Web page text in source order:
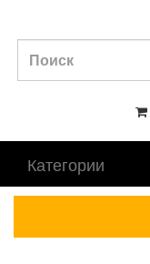
Категории